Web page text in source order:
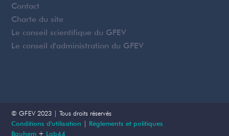
Contact
Charte du site
Le conseil scientifique du GFEV
Le conseil d'administration du GFEV
© GFEV 2023 | Tous droits réservés
Conditions d'utilisation | Règlements et politiques
Bauhem + Lab44